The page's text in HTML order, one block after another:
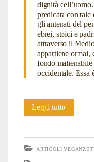
dignità
predicata con tale
gli antenati del
ebrei, stoici e
attraverso il
appartiene ormai,
fondo inalienabile
occidentale. Essa
Leggi tuttoL’idea
ARTICOLI